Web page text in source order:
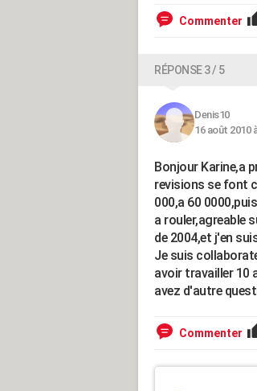
Commenter
RÉPONSE 3 / 5
Denis10
16 août 2010
Bonjour Karine,a
revisions se font
000,a 60
a rouler,agreable
de 2004,et j'en
Je suis
avoir travailler 10
avez d'autre
Commenter